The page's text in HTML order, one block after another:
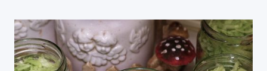
LACHS:
KÖSTLICH
FÜR